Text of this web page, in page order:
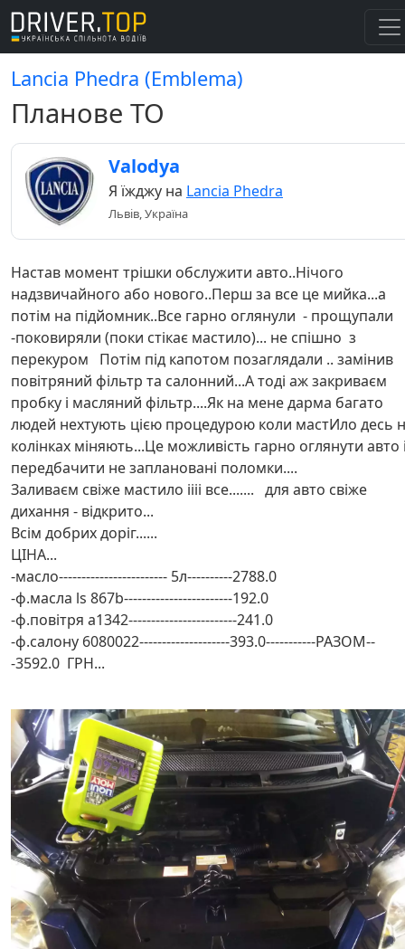
Lancia Phedra (Emblema)
Планове ТО
Valodya
Я їжджу на Lancia Phedra
Львів, Україна
Настав момент трішки обслужити авто..Нічого
надзвичайного або нового..Перш за все це мийка...а
потім на підйомник..Все гарно оглянули - прощупали
-поковиряли (поки стікає мастило)... не спішно з
перекуром Потім під капотом позаглядали .. замінив
повітряний фільтр та салонний...А тоді аж закриваєм
пробку і масляний фільтр....Як на мене дарма багато
людей нехтують цією процедурою коли мастИло десь
колінках міняють...Це можливість гарно оглянути авто
передбачити не заплановані поломки....
Заливаєм свіже мастило іііі все....... для авто свіже
дихання - відкрито...
Всім добрих доріг......
ЦІНА...
-масло------------------------ 5л----------2788.0
-ф.масла ls 867b------------------------192.0
-ф.повітря a1342------------------------241.0
-ф.салону 6080022--------------------393.0-----------РАЗОМ--
-3592.0 ГРН...